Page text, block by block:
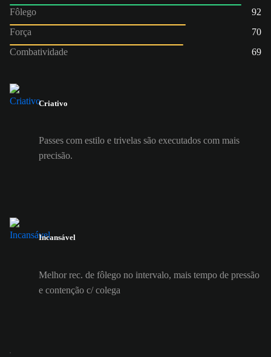
Fôlego
92
Força
70
Combatividade
69
Criativo
Passes com estilo e trivelas são executados com mais
precisão.
Incansável
Melhor rec. de fôlego no intervalo, mais tempo de pressão
e contenção c/ colega